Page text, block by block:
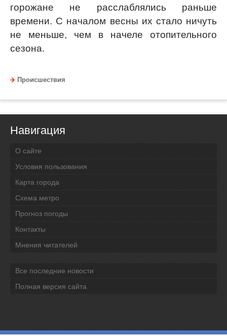
горожане не расслаблялись раньше
времени. С началом весны их стало ничуть
не меньше, чем в начеле отопительного
сезона.
Происшествия
Навигация
О сайте
Условия пользования
Карта города
Схема метро
Прогноз погоды
Контакты
Мнения читателей
Все последние новости
Полная версия сайта